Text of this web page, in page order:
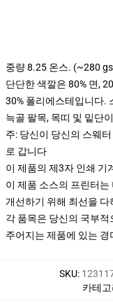
중량 8.25 온스. (~280
단단한 색깔은 80% 면,
30% 폴리에스테입니다.
늑골 팔목, 목띠 및 밑단
주: 당신이 당신의 스웨
로 갑니다
이 제품의 제3자 인쇄 기
이 제품 소스의 프린터
개선하기 위해 최선을
각 품목은 당신의 국부
주어지는 제품에 있는
SKU:
카테고